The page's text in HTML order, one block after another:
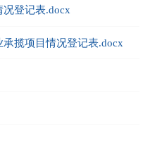
登记表.docx
揽项目情况登记表.docx